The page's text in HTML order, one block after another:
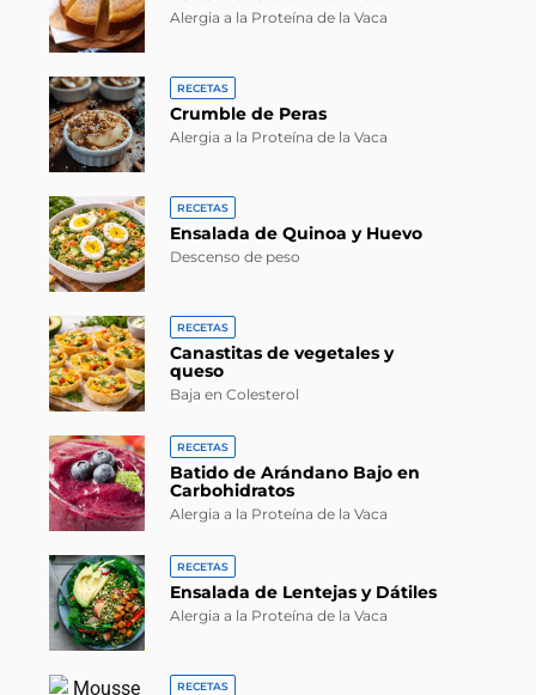
Alergia a la Proteína de la Vaca
RECETAS
Crumble de Peras
Alergia a la Proteína de la Vaca
RECETAS
Ensalada de Quinoa y Huevo
Descenso de peso
RECETAS
Canastitas de vegetales y
queso
Baja en Colesterol
RECETAS
Batido de Arándano Bajo en
Carbohidratos
Alergia a la Proteína de la Vaca
RECETAS
Ensalada de Lentejas y Dátiles
Alergia a la Proteína de la Vaca
RECETAS